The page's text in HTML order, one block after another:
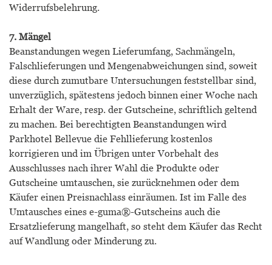
Widerrufsbelehrung.
7. Mängel
Beanstandungen wegen Lieferumfang, Sachmängeln,
Falschlieferungen und Mengenabweichungen sind, soweit
diese durch zumutbare Untersuchungen feststellbar sind,
unverzüglich, spätestens jedoch binnen einer Woche nach
Erhalt der Ware, resp. der Gutscheine, schriftlich geltend
zu machen. Bei berechtigten Beanstandungen wird
Parkhotel Bellevue die Fehllieferung kostenlos
korrigieren und im Übrigen unter Vorbehalt des
Ausschlusses nach ihrer Wahl die Produkte oder
Gutscheine umtauschen, sie zurücknehmen oder dem
Käufer einen Preisnachlass einräumen. Ist im Falle des
Umtausches eines e-guma®-Gutscheins auch die
Ersatzlieferung mangelhaft, so steht dem Käufer das Recht
auf Wandlung oder Minderung zu.